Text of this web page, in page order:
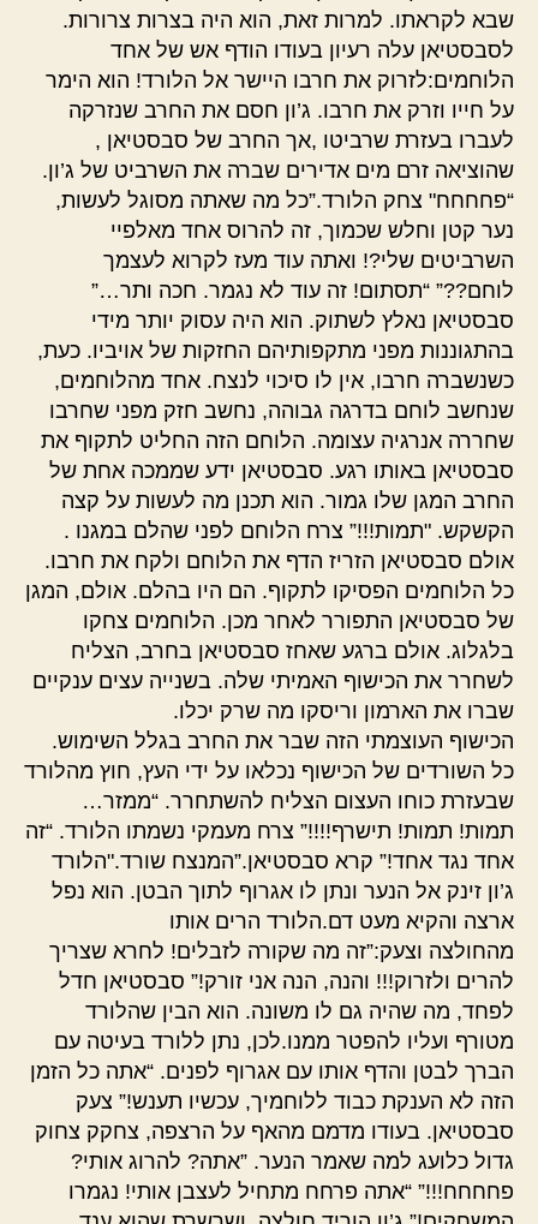
שבא לקראתו. למרות זאת, הוא היה בצרות צרורות.
לסבסטיאן עלה רעיון בעודו הודף אש של אחד
הלוחמים:לזרוק את חרבו היישר אל הלורד! הוא הימר
על חייו וזרק את חרבו. ג’ון חסם את החרב שנזרקה
לעברו בעזרת שרביטו ,אך החרב של סבסטיאן ,
שהוציאה זרם מים אדירים שברה את השרביט של ג’ון.
“פחחחח" צחק הלורד.”כל מה שאתה מסוגל לעשות,
נער קטן וחלש שכמוך, זה להרוס אחד מאלפיי
השרביטים שלי?! ואתה עוד מעז לקרוא לעצמך
לוחם??” “תסתום! זה עוד לא נגמר. חכה ותר…”
סבסטיאן נאלץ לשתוק. הוא היה עסוק יותר מידי
בהתגוננות מפני מתקפותיהם החזקות של אויביו. כעת,
כשנשברה חרבו, אין לו סיכוי לנצח. אחד מהלוחמים,
שנחשב לוחם בדרגה גבוהה, נחשב חזק מפני שחרבו
שחררה אנרגיה עצומה. הלוחם הזה החליט לתקוף את
סבסטיאן באותו רגע. סבסטיאן ידע שממכה אחת של
החרב המגן שלו גמור. הוא תכנן מה לעשות על קצה
הקשקש. "תמות!!!” צרח הלוחם לפני שהלם במגנו .
אולם סבסטיאן הזריז הדף את הלוחם ולקח את חרבו.
כל הלוחמים הפסיקו לתקוף. הם היו בהלם. אולם, המגן
של סבסטיאן התפורר לאחר מכן. הלוחמים צחקו
בלגלוג. אולם ברגע שאחז סבסטיאן בחרב, הצליח
לשחרר את הכישוף האמיתי שלה. בשנייה עצים ענקיים
שברו את הארמון וריסקו מה שרק יכלו.
הכישוף העוצמתי הזה שבר את החרב בגלל השימוש.
כל השורדים של הכישוף נכלאו על ידי העץ, חוץ מהלורד
שבעזרת כוחו העצום הצליח להשתחרר. “ממזר…
תמות! תמות! תישרף!!!!” צרח מעמקי נשמתו הלורד. “זה
אחד נגד אחד!” קרא סבסטיאן.”המנצח שורד."הלורד
ג’ון זינק אל הנער ונתן לו אגרוף לתוך הבטן. הוא נפל
ארצה והקיא מעט דם.הלורד הרים אותו
מהחולצה וצעק:”זה מה שקורה לזבלים! לחרא שצריך
להרים ולזרוק!!! והנה, הנה אני זורק!” סבסטיאן חדל
לפחד, מה שהיה גם לו משונה. הוא הבין שהלורד
מטורף ועליו להפטר ממנו.לכן, נתן ללורד בעיטה עם
הברך לבטן והדף אותו עם אגרוף לפנים. “אתה כל הזמן
הזה לא הענקת כבוד ללוחמיך, עכשיו תענש!” צעק
סבסטיאן. בעודו מדמם מהאף על הרצפה, צחקק צחוק
גדול כלועג למה שאמר הנער. ”אתה? להרוג אותי?
פחחחח!!!” “אתה פרחח מתחיל לעצבן אותי! נגמרו